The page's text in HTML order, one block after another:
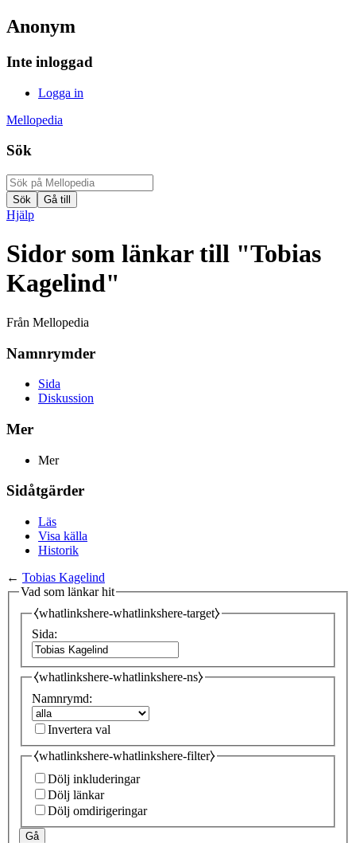
Anonym
Inte inloggad
Logga in
Mellopedia
Sök
Hjälp
Sidor som länkar till "Tobias
Kagelind"
Från Mellopedia
Namnrymder
Sida
Diskussion
Mer
Mer
Sidåtgärder
Läs
Visa källa
Historik
← Tobias Kagelind
Vad som länkar hit
⧼whatlinkshere-whatlinkshere-target⧽
Sida:
⧼whatlinkshere-whatlinkshere-ns⧽
Namnrymd:
Invertera val
⧼whatlinkshere-whatlinkshere-filter⧽
Dölj inkluderingar
Dölj länkar
Dölj omdirigeringar
Gå